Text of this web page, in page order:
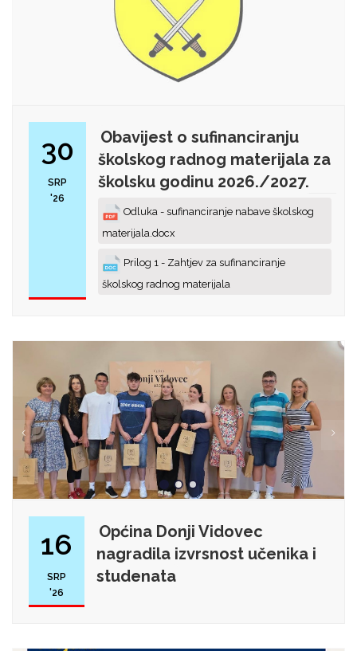
30
SRP
'26
Obavijest o sufinanciranju
školskog radnog materijala za
školsku godinu 2026./2027.
Odluka - sufinanciranje nabave školskog
materijala.docx
Prilog 1 - Zahtjev za sufinanciranje
školskog radnog materijala
16
SRP
'26
Općina Donji Vidovec
nagradila izvrsnost učenika i
studenata